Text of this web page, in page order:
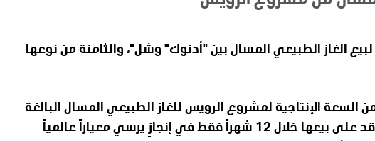
لبيع الغاز الطبيعي المسال بين "أدنوك" وشل"، والثامنة من نوعها
سنوياً من السعة الإنتاجية لمشروع الرويس للغاز الطبيعي المسال البالغة
9.6 مليون طن متري سنوياً تم التعاقد على بيعها خلال 12 شهراً فقط في إنجازٍ يرسي معياراً عالمياً